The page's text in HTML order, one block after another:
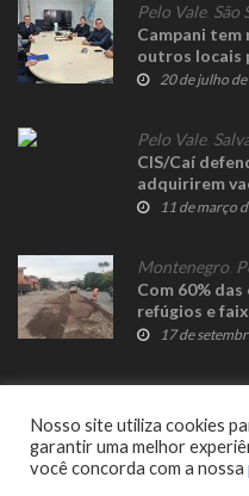
Pelo Vale, São
Campani tem
outros locais
20 de julho
Pelo Vale,
CIS/Caí
adquirirem
11 de março
Montenegro
Com 60%
refúgios e
travessia da
17 de
Nosso site utiliza cookies
garantir uma melhor
você concorda com a nossa